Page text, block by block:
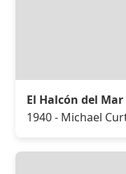
El Halcón del Mar
1940 - Michael